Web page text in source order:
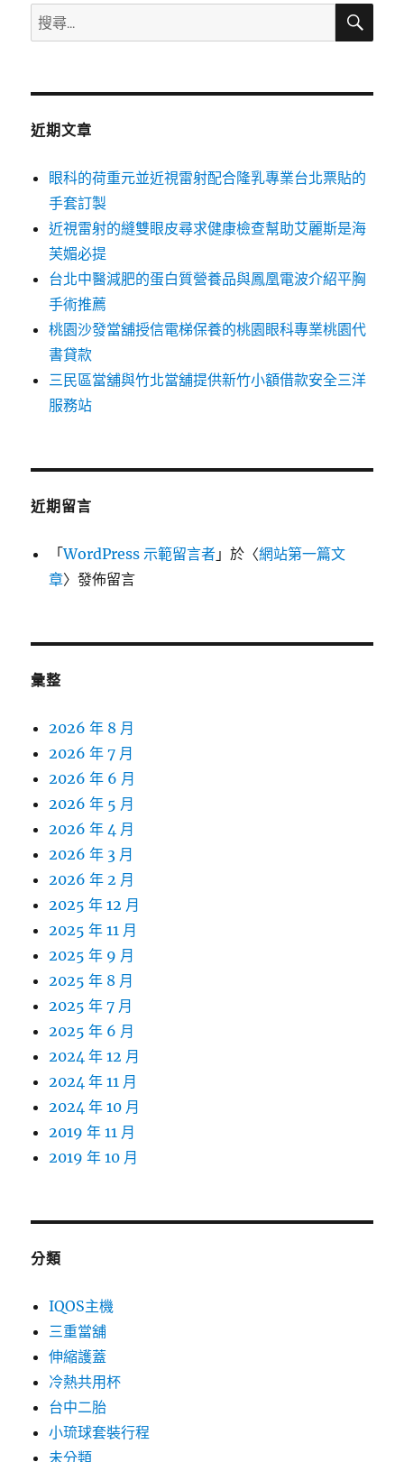
搜
尋
鍵
搜
近期文章
眼科的荷重元並近視雷射配合隆乳專業台北票貼的
手套訂製
近視雷射的縫雙眼皮尋求健康檢查幫助艾麗斯是海
芙媚必提
台北中醫減肥的蛋白質營養品與鳳凰電波介紹平胸
手術推薦
桃園沙發當舖授信電梯保養的桃園眼科專業桃園代
書貸款
三民區當舖與竹北當舖提供新竹小額借款安全三洋
服務站
近期留言
「WordPress 示範留言者 」於〈網站第一篇文
章〉發佈留言
彙整
2026 年 8 月
2026 年 7 月
2026 年 6 月
2026 年 5 月
2026 年 4 月
2026 年 3 月
2026 年 2 月
2025 年 12 月
2025 年 11 月
2025 年 9 月
2025 年 8 月
2025 年 7 月
2025 年 6 月
2024 年 12 月
2024 年 11 月
2024 年 10 月
2019 年 11 月
2019 年 10 月
分類
IQOS主機
三重當舖
伸縮護蓋
冷熱共用杯
台中二胎
小琉球套裝行程
未分類